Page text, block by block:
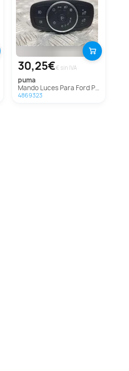
30,25€€ sin IVA
puma
Mando Luces Para Ford Puma
4869323